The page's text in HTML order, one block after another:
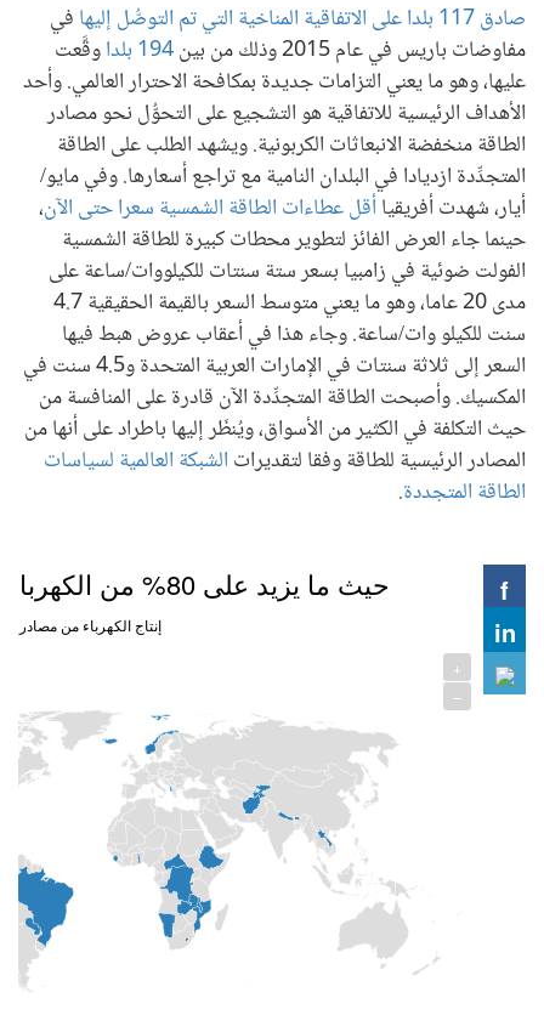
صادق 117 بلدا على الاتفاقية المناخية التي تم التوصُّل إليها
في
مفاوضات باريس في عام 2015 وذلك من بين
194 بلدا
وقَّعت
عليها، وهو ما يعني التزامات جديدة بمكافحة الاحترار العالمي. وأحد
الأهداف الرئيسية للاتفاقية هو التشجيع على التحوُّل نحو مصادر
الطاقة منخفضة الانبعاثات الكربونية. ويشهد الطلب على الطاقة
المتجدِّدة ازديادا في البلدان النامية مع تراجع أسعارها. وفي مايو/
أيار، شهدت أفريقيا أقل عطاءات الطاقة الشمسية سعرا حتى الآن،
حينما جاء العرض الفائز لتطوير محطات كبيرة للطاقة الشمسية
الفولت ضوئية في زامبيا بسعر ستة سنتات للكيلووات/ساعة على
مدى 20 عاما، وهو ما يعني متوسط السعر بالقيمة الحقيقية 4.7
سنت للكيلو وات/ساعة. وجاء هذا في أعقاب عروض هبط فيها
السعر إلى ثلاثة سنتات في الإمارات العربية المتحدة و4.5 سنت في
المكسيك. وأصبحت الطاقة المتجدِّدة الآن قادرة على المنافسة من
حيث التكلفة في الكثير من الأسواق، ويُنظَر إليها باطراد على أنها من
المصادر الرئيسية للطاقة وفقا لتقديرات الشبكة العالمية لسياسات
الطاقة المتجددة.